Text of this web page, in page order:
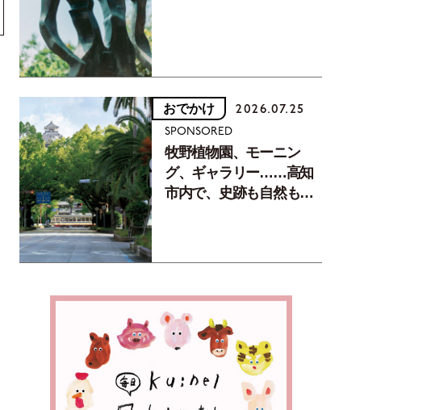
おでかけ 2026.07.25
SPONSORED
牧野植物園、モーニン
グ、ギャラリー……高知
市内で、史跡も自然もグ